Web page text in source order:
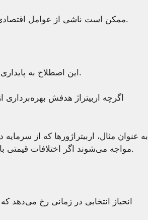
ممکن است ناشی از عوامل اقتصادی، جغرافیایی، سیاسی یا اجتماعی باشد که بر بازار تأثیر می‌گذارد.
این اصطلاح به پایداریبین دارایی‌ها در بازارها مختلف اشاره دارد.
اگرچه اربیتراژ هدفش
به عنوان مثال، اربیتراژورها که از
مواجه می‌شوند اگر اختلافات قیمتی باقی بمانند و این موضوع فرصت‌های اربیتراژ آنها را محدود می‌کند.
انحیاز انتخابی در زمانی رخ می‌دهد